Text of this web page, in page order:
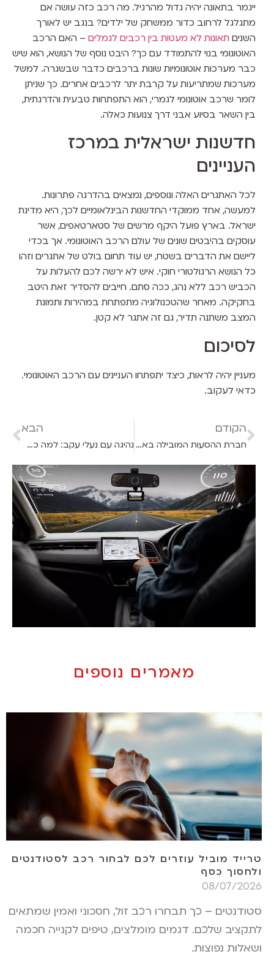
ייגמר בתאונה יהיה גדול מהרגיל. מה רכב כזה עושה אם
מתגלגל לרחוב כדור ממשחק של ילדים? בנגב יש לאורך
השניםתאונות לא מעטות בין רכבים לגמלים– האם הרכב
האוטונומי בנוי להתמודד עם כך? היבט נוסף של הנושא, הוא שיש
כבר מערכות אוטונומיות שונות ברכבים כדבר שבשגרה. למשל
מערכות שמתריעות על קרבת יתר לרכבים אחרים. כך שניתן
לומר שרכב אוטונומי לגמרי, הוא התפתחות טבעית והדרגתית,
בין השאר בסיוע אבני דרך צנועות כאלה.
חדשנות ישראלית במרכז
העניינים
לכל האתגרים האלה ונוספים, נמצאים בהדרגה פתרונות.
למעשה, אחד ממוקדי החדשנות הבינלאומיים לכך, היא מדינת
ישראל. בארץ פועל היקף מרשים של סטארטאפים, אשר
עוסקים בהיבטים שונים של עולם הרכב האוטונומי. אך בכדי
ליישם את הדברים בשטח, יש עוד תחום בולט של אתגרים וזהו
כל הנושא הרגולטורי חוקי. איש לא ירשה לכם להעלות על
הכביש רכב ללא נהג, ככה סתם. חייבים להסדיר זאת היטב
בחקיקה. מאחר שהטכנולוגיה מתפתחת במהירות ותמונת
המצב משתנה תדיר, גם זה אתגר לא קטן.
לסיכום
מעניין יהיה לראות, כיצד יתפתחו העניינים עם הרכב האוטונומי.
כדאי לעקוב.
הקודם
חברת ההסעות המובילה באיזור ירושלים והסביבה: הכירו את כנפי יונה
הבא
נהיגה עם נעלי עקב: למה כדאי לשים לב?
מאמרים נוספים
טרייד מוביל עוזרים לכם לבחור רכב לסטודנטים
ולחסוך כסף
08/07/2026
סטודנטים – כך תבחרו רכב זול, חסכוני ואמין שמתאים
לתקציב שלכם. דגמים מומלצים, טיפים לקנייה חכמה
ושאלות נפוצות.